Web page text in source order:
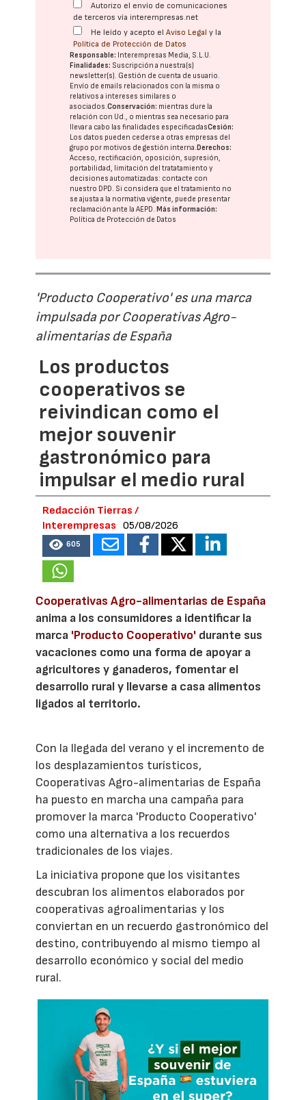
Autorizo el envío de comunicaciones
de terceros vía interempresas.net
He leído y acepto elAviso Legal y la
Política de Protección de Datos
Responsable: Interempresas Media, S.L.U.
Finalidades: Suscripción a nuestra(s)
newsletter(s). Gestión de cuenta de usuario.
Envío de emails relacionados con la misma o
relativos a intereses similares o
asociados.Conservación: mientras dure la
relación con Ud., o mientras sea necesario para
llevar a cabo las finalidades especificadasCesión:
Los datos pueden cederse a otras empresas del
grupo por motivos de gestión interna. Derechos:
Acceso, rectificación, oposición, supresión,
portabilidad, limitación del tratatamiento y
decisiones automatizadas: contacte con
nuestro DPD. Si considera que el tratamiento no
se ajusta a la normativa vigente, puede presentar
reclamación ante laAEPD. Más información:
Política de Protección de Datos
'Producto Cooperativo' es una marca
impulsada por Cooperativas Agro-
alimentarias de España
Los productos
cooperativos se
reivindican como el
mejor souvenir
gastronómico para
impulsar el medio rural
Redacción Tierras /
Interempresas
05/08/2026
605
Cooperativas Agro-alimentarias de España
anima a los consumidores a identificar la
marca 'Producto Cooperativo' durante sus
vacaciones como una forma de apoyar a
agricultores y ganaderos, fomentar el
desarrollo rural y llevarse a casa alimentos
ligados al territorio.
Con la llegada del verano y el incremento de
los desplazamientos turísticos,
Cooperativas Agro-alimentarias de España
ha puesto en marcha una campaña para
promover la marca 'Producto Cooperativo'
como una alternativa a los recuerdos
tradicionales de los viajes.
La iniciativa propone que los visitantes
descubran los alimentos elaborados por
cooperativas agroalimentarias y los
conviertan en un recuerdo gastronómico del
destino, contribuyendo al mismo tiempo al
desarrollo económico y social del medio
rural.